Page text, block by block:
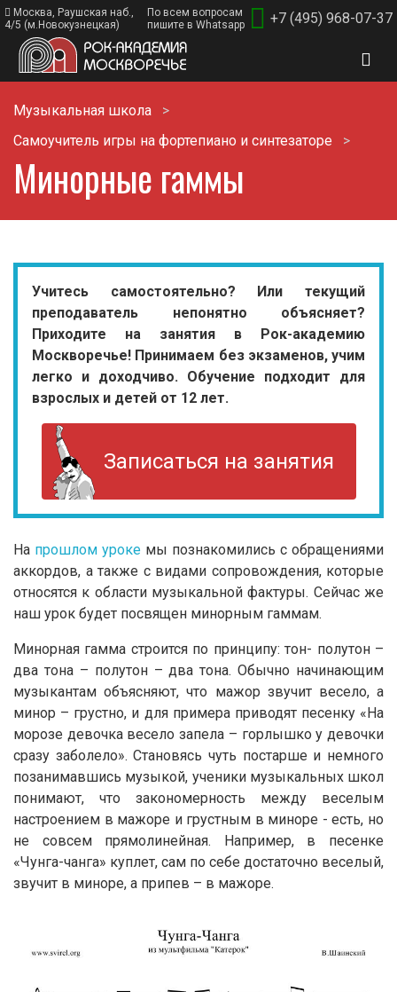
Москва, Раушская наб.,
4/5 (м.Новокузнецкая)
По всем вопросам
пишите в Whatsapp
+7 (495) 968-07-37
Музыкальная школа
Самоучитель игры на фортепиано и синтезаторе
Минорные гаммы
Учитесь самостоятельно? Или текущий
преподаватель непонятно объясняет?
Приходите на занятия в Рок-академию
Москворечье! Принимаем без экзаменов, учим
легко и доходчиво. Обучение подходит для
взрослых и детей от 12 лет.
Записаться на занятия
На прошлом уроке мы познакомились с обращениями
аккордов, а также с видами сопровождения, которые
относятся к области музыкальной фактуры. Сейчас же
наш урок будет посвящен минорным гаммам.
Минорная гамма строится по принципу: тон- полутон –
два тона – полутон – два тона. Обычно начинающим
музыкантам объясняют, что мажор звучит весело, а
минор – грустно, и для примера приводят песенку «На
морозе девочка весело запела – горлышко у девочки
сразу заболело». Становясь чуть постарше и немного
позанимавшись музыкой, ученики музыкальных школ
понимают, что закономерность между веселым
настроением в мажоре и грустным в миноре - есть, но
не совсем прямолинейная. Например, в песенке
«Чунга-чанга» куплет, сам по себе достаточно веселый,
звучит в миноре, а припев – в мажоре.